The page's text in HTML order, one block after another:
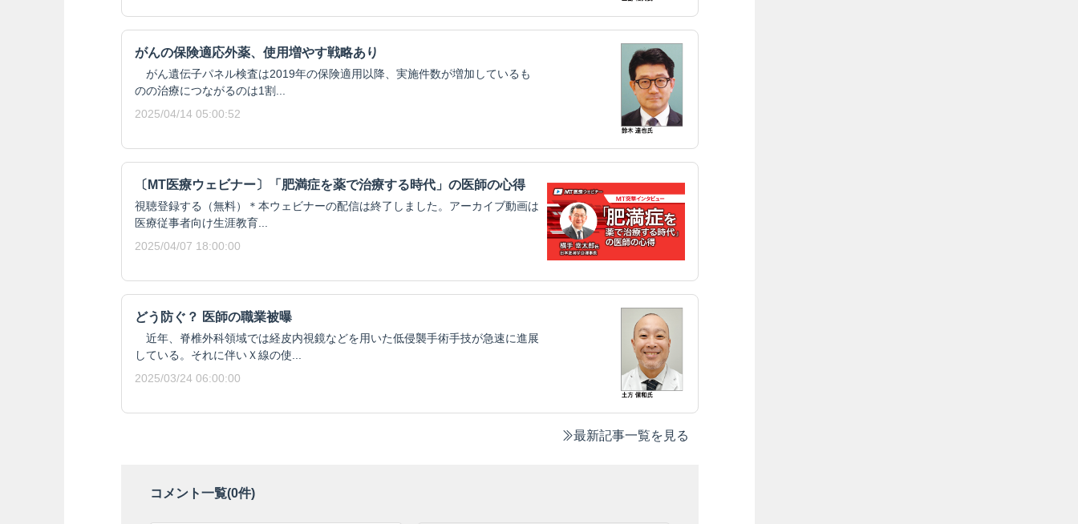
がんの保険適応外薬、使用増やす戦略あり
がん遺伝子パネル検査は2019年の保険適用以降、実施件数が増加しているも
のの治療につながるのは1割...
2025/04/14 05:00:52
〔MT医療ウェビナー〕「肥満症を薬で治療する時代」の医師の心得
視聴登録する（無料）＊本ウェビナーの配信は終了しました。アーカイブ動画は
医療従事者向け生涯教育...
2025/04/07 18:00:00
どう防ぐ？ 医師の職業被曝
近年、脊椎外科領域では経皮内視鏡などを用いた低侵襲手術手技が急速に進展
している。それに伴いＸ線の使...
2025/03/24 06:00:00
最新記事一覧を見る
コメント一覧(0件)